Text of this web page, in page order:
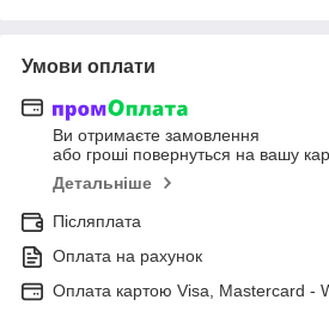
Умови оплати
Ви отримаєте замовлення
або гроші повернуться на вашу
Детальніше
Післяплата
Оплата на рахунок
Оплата картою Visa, Mastercard -